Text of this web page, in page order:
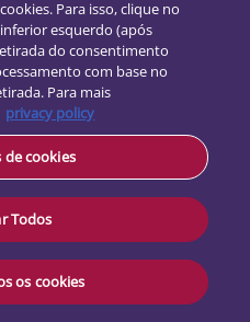
Para isso, clique no
esquerdo (após
do consentimento
com base no
Para mais
privacy policy
de cookies
Todos
os cookies